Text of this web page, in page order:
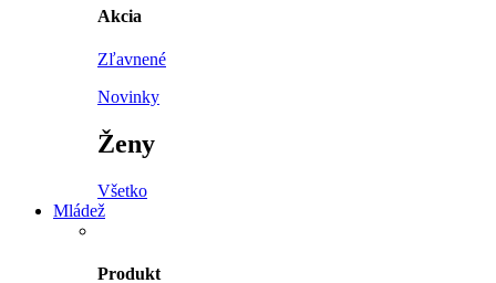
Akcia
Zľavnené
Novinky
Ženy
Všetko
Mládež
Produkt